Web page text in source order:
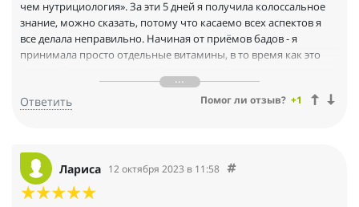
чем нутрициология». За эти 5 дней я получила колоссальное
знание, можно сказать, потому что касаемо всех аспектов я
все делала неправильно. Начиная от приёмов бадов - я
принимала просто отдельные витамины, в то время как это
профессор Дадали, также очень мне понравилась лекция от
Владимира викторовича Рыбьякова, в которой он подробно и
рассказала о необходимости приёма трансфер-факторов, а
также такого анализа, как серология, о котором я впервые
услышала на этом марафоне. Я очень благодарна всем
организаторам этого марафона и считаю, что вы делаете
Ответить Помог ли отзыв? +1
Лариса 12 октября 2023 в 11:58